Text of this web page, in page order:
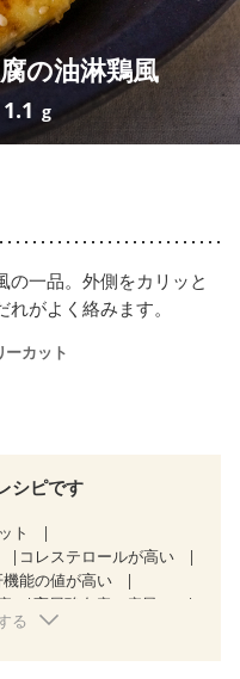
の油淋鶏風
1.1 g
の一品。外側をカリッと
がよく絡みます。
ーカット
シピです
ト
コレステロールが高い
機能の値が高い
高尿酸血症（痛風）
不全
る